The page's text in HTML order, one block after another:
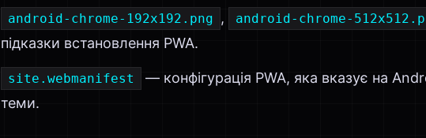
android-chrome-192x192.png , android-chrome-
підказки встановлення PWA.
site.webmanifest
— конфігурація PWA, яка вказує на
теми.